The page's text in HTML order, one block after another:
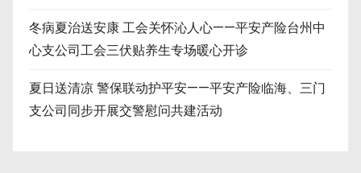
冬病夏治送安康 工会关怀沁人心——平安产险台州中
心支公司工会三伏贴养生专场暖心开诊
夏日送清凉 警保联动护平安——平安产险临海、三门
支公司同步开展交警慰问共建活动